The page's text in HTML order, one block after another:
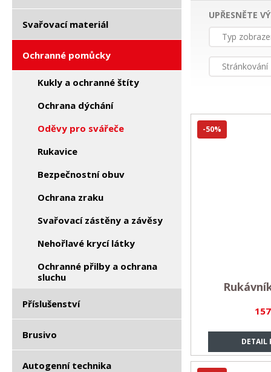
Svařovací materiál
Ochranné pomůcky
Kukly a ochranné štíty
Ochrana dýchání
Oděvy pro svářeče
Rukavice
Bezpečnostní obuv
Ochrana zraku
Svařovací zástěny a závěsy
Nehořlavé krycí látky
Ochranné přilby a ochrana
sluchu
Příslušenství
Brusivo
Autogenní technika
UPŘESNĚTE
Typ
Stránkování
DETAIL
-50%